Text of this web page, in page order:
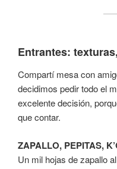
Entrantes:
Compartí mesa con
decidimos pedir todo el
excelente decisión,
que contar.
ZAPALLO, PEPITAS,
Un mil hojas de zapallo